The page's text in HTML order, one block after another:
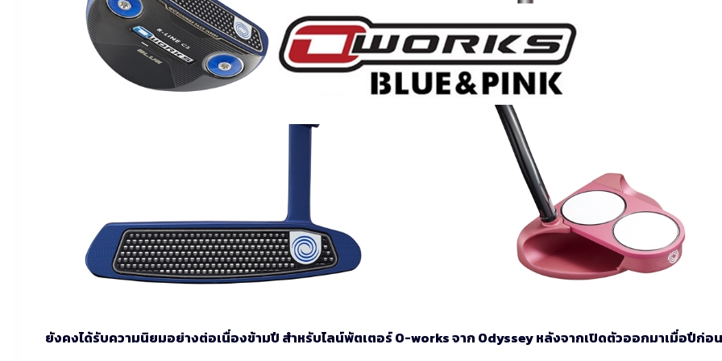
ยังคงได้รับความนิยมอย่างต่อเนื่องข้ามปี สำหรับไลน์พัตเตอร์ O-works จาก Odyssey หลังจากเปิดตัวออกมาเมื่อปีก่อน